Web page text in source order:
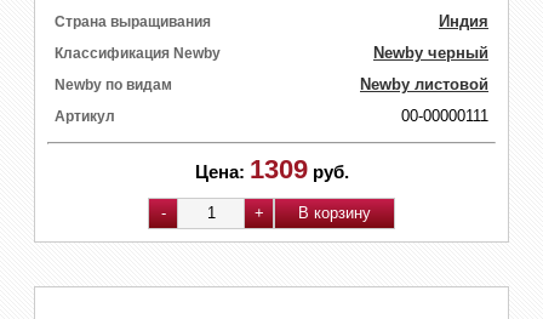
Страна выращивания Индия
Классификация Newby Newby черный
Newby по видам Newby листовой
Артикул 00-00000111
Цена: 1309 руб.